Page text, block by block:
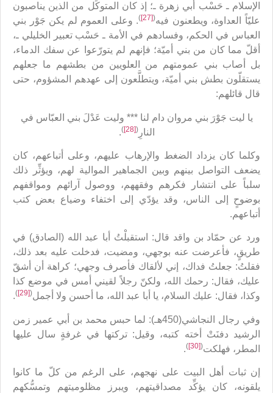
الإسلام ـ حَسْب أبي زهرة ـ؛ إذ كان المتوكِّل من الذين يناصبون
عليّاً العداوة، ويطعنون فيه(
[27]
). وعلى العموم لم يكن جَوْر بني
العباس في الحكم، وفسادهم في الأمة ـ حَسْب تعبير الخليلي ـ،
أقلّ مما كان من بني أميّة؛ فإنهم لم يتورّعوا عن سفك الدماء،
بل أصاب بني عمومتهم من العلويين من بطشهم ما جعلهم
يستقلّون بطش بني أميّة، ويتطلَّعون إلى عهدهم المشؤوم، حتى
قال قائلهم:
يا ليت جَوْرَ بني مروان دام لنا *** وليت عَدْلَ بني العبّاس في
النارِ(
[28]
)
.
وكلما كان يزداد الضغط والإرهاب عليهم، وعلى أتباعهم، كان
يضعف التواصل بينهم وبين الجماهير الموالية لهم، ويؤثِّر ذلك
سلباً على انتشار فكرهم وفقههم، ووصول آرائهم ومواقفهم
بوضوحٍ إلى الناس، وقد يؤدّي إلى اختفاء وضياع بعض كتب
أتباعهم.
ورد عن حمّاد بن واقد قال: استقبلْتُ أبا عبد الله (الصادق) في
طريقٍ، فأعرضت عنه بوجهي، ومضيت، فدخلت عليه بعد ذلك،
فقلتُ: جعلتُ فداك، إني لألقاك فأصرف وجهي؛ كراهة أن أشقّ
عليك، فقال: رحمك الله، ولكنّ رجلاً لقيني أمس في موضع كذا
وكذا، فقال: عليك السلام، يا أبا عبد الله، ما أحسن ولا أجمل(
[29]
)
.
وفي رجال النجاشي(450هـ): لما حبس محمد بن أبي عمير زمن
الرشيد دفنَتْ أخته كتبه، وقيل: تركتها في غرفةٍ سال عليها
المطر، فهلكت(
[30]
)
.
إن ثبات أهل البيت على نهجهم، على الرغم من كلّ ما كانوا
يلقونه، كان يؤكِّد مصداقيتهم، ويبرز مظلوميتهم وتمسُّكهم